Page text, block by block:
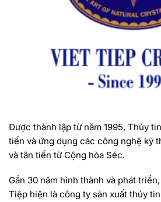
Được thành lập từ năm 1995, Thủy
tiến và ứng dụng các công nghệ kỹ
và tân tiến từ Cộng hòa Séc.
Gần 30 năm hình thành và phát
Tiệp hiện là công ty sản xuất thủy